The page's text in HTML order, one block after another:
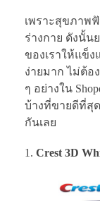
เพราะสุขภาพ
ร่างกาย ดังนั้น
ของเราให้แข็
ง่ายมาก ไม่ต้อ
ๆ อย่างใน
บ้างที่ขายดีที่สุ
กันเลย
Crest 3D